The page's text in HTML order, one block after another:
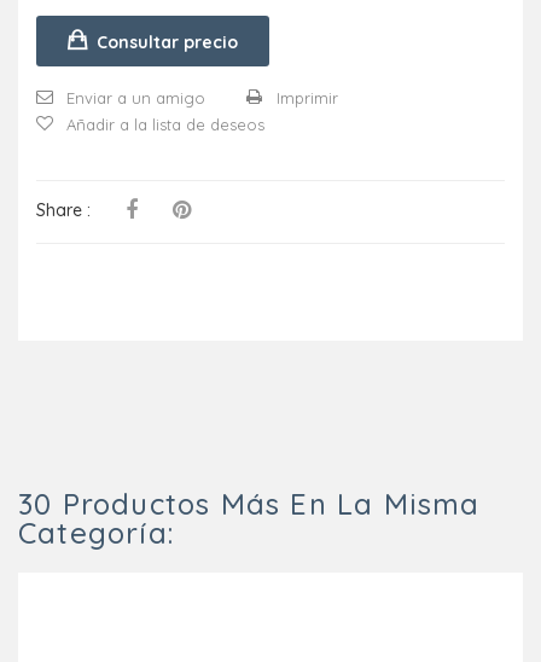
Consultar precio
Enviar a un amigo
Imprimir
Añadir a la lista de deseos
Share :
30 Productos Más En La Misma
Categoría: